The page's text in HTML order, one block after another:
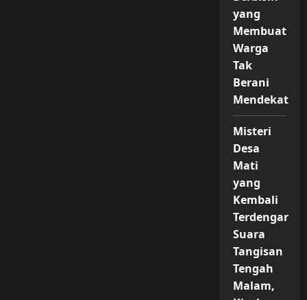
yang
Membuat
Warga
Tak
Berani
Mendekat
Misteri
Desa
Mati
yang
Kembali
Terdengar
Suara
Tangisan
Tengah
Malam,